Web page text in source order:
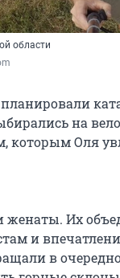
области
на
которым Оля
женаты. Их
и
в